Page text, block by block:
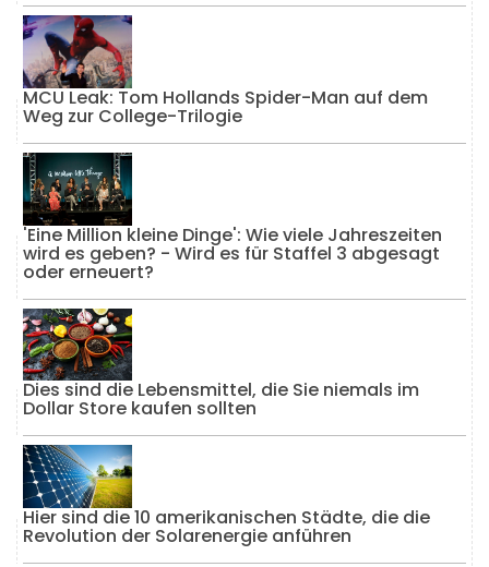
MCU Leak: Tom Hollands Spider-Man auf dem
Weg zur College-Trilogie
'Eine Million kleine Dinge': Wie viele Jahreszeiten
wird es geben? - Wird es für Staffel 3 abgesagt
oder erneuert?
Dies sind die Lebensmittel, die Sie niemals im
Dollar Store kaufen sollten
Hier sind die 10 amerikanischen Städte, die die
Revolution der Solarenergie anführen